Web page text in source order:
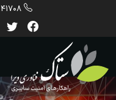
41708 021